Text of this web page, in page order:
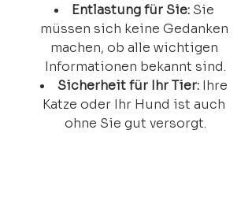
Entlastung für Sie: Sie
müssen sich keine Gedanken
machen, ob alle wichtigen
Informationen bekannt sind.
Sicherheit für Ihr Tier: Ihre
Katze oder Ihr Hund ist auch
ohne Sie gut versorgt.